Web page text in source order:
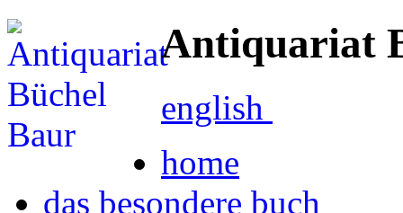
Antiquariat
english
home
das besondere buch